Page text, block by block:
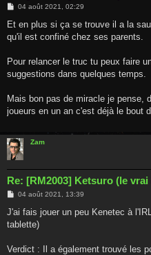
M
s
a
04 août 2021, 02:29
Et en plus si ça se trouve il a la
qu'il est confiné chez ses parents.
Pour relancer le truc tu peux faire
suggestions dans quelques temps.
Mais bon pas de miracle je pense,
joueurs en un an c'est déjà le bout
Zam
Re: [RM2003] Ketsuro (le
M
s
a
04 août 2021, 13:39
J'ai fais jouer un peu Kenetec à
tablette)
Verdict : Il a également trouvé les